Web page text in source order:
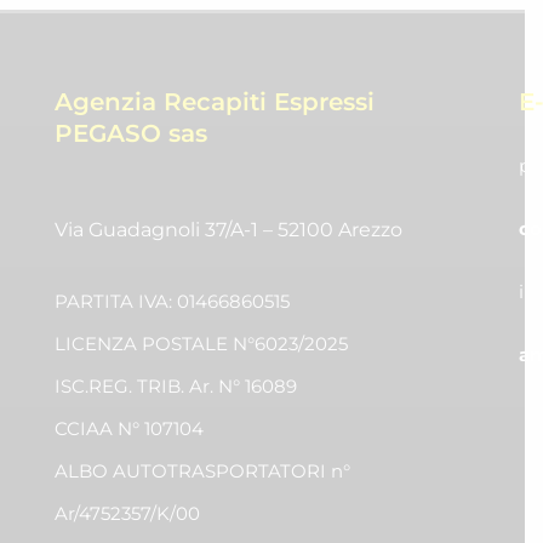
Agenzia Recapiti Espressi
PEGASO sas
Via Guadagnoli 37/A-1 – 52100 Arezzo
PARTITA IVA: 01466860515
LICENZA POSTALE N°6023/2025
ISC.REG. TRIB. Ar. N° 16089
CCIAA N° 107104
ALBO AUTOTRASPORTATORI n°
Ar/4752357/K/00